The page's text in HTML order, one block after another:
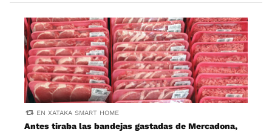
EN XATAKA SMART HOME
Antes tiraba las bandejas gastadas de Mercadona,